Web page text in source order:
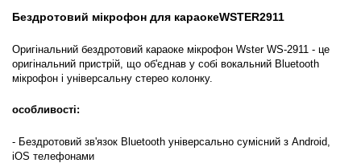
Бездротовий мікрофон для караокеWSTER2911
Оригінальний бездротовий караоке мікрофон Wster WS-2911 - це
оригінальний пристрій, що об'єднав у собі вокальний Bluetooth
мікрофон і універсальну стерео колонку.
особливості:
- Бездротовий зв'язок Bluetooth універсально сумісний з Android,
iOS телефонами